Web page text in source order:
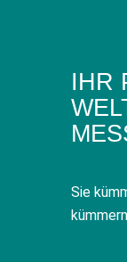
IHR
Sie